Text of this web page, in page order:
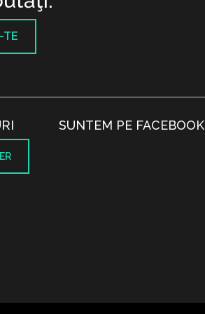
TE
SUNTEM PE FACEBOOK